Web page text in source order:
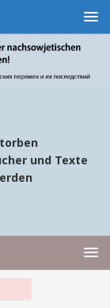
und Texte